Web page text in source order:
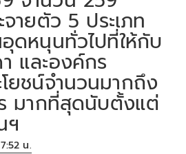
ายตัว 5 ประเภท
ดหนุนทั่วไปที่ให้กับ
และองค์กร
ยชน์จำนวนมากถึง
มากที่สุดนับตั้งแต่
ฯ
น.